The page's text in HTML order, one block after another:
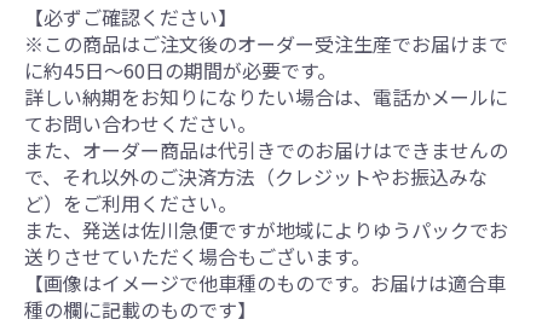
【必ずご確認ください】
※この商品はご注文後のオーダー受注生産でお届けまで
に約45日～60日の期間が必要です。
詳しい納期をお知りになりたい場合は、電話かメールに
てお問い合わせください。
また、オーダー商品は代引きでのお届けはできませんの
で、それ以外のご決済方法（クレジットやお振込みな
ど）をご利用ください。
また、発送は佐川急便ですが地域によりゆうパックでお
送りさせていただく場合もございます。
【画像はイメージで他車種のものです。お届けは適合車
種の欄に記載のものです】